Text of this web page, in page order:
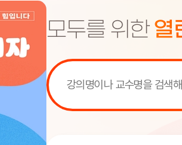
기관강의
테마강의
주요통계현황
모두를 위한 열